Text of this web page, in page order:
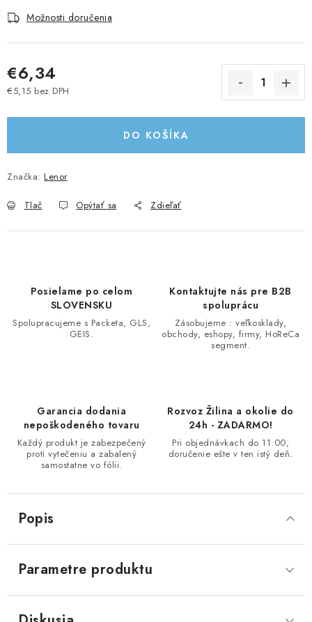
Možnosti doručenia
€6,34
€5,15 bez DPH
DO KOŠÍKA
Značka: Lenor
Tlač Opýtať sa Zdieľať
Posielame po celom
SLOVENSKU
Spolupracujeme s Packeta, GLS,
GEIS.
Kontaktujte nás pre B2B
spoluprácu
Zásobujeme : veľkosklady,
obchody, eshopy, firmy, HoReCa
segment.
Garancia dodania
nepoškodeného tovaru
Každý produkt je zabezpečený
proti vytečeniu a zabalený
samostatne vo fólii.
Rozvoz Žilina a okolie do
24h - ZADARMO!
Pri objednávkach do 11.00,
doručenie ešte v ten istý deň.
Popis
Parametre produktu